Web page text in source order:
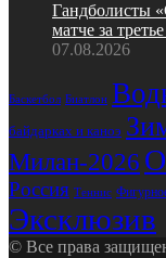
Гандболисты
матче за
07.08.2026
Баскетбол Биатлон
байдарках и каноэ
Милан-2026
Россия Теннис
Эксклюзив
© Все права